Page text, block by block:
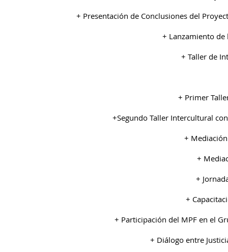
+ Presentación de Conclusiones del
+ Lanzamiento
+ Taller de
+ Primer
+Segundo Taller Intercultural
+
+
+
+
+ Participación del MPF en el
+ Diálogo entre